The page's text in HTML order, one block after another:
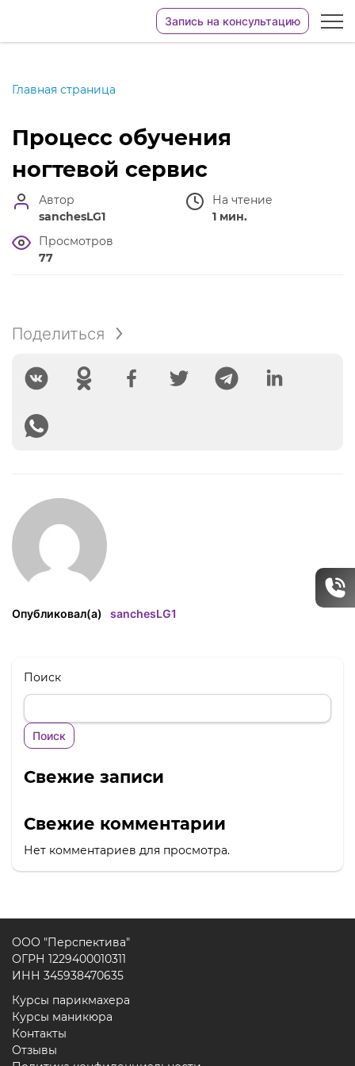
Запись на консультацию
Главная страница
Процесс обучения
ногтевой сервис
Автор
sanchesLG1
На чтение
1 мин.
Просмотров
77
Поделиться
Опубликовал(а) sanchesLG1
Поиск
Поиск
Свежие записи
Свежие комментарии
Нет комментариев для просмотра.
ООО "Перспектива"
ОГРН 1229400010311
ИНН 345938470635
Курсы парикмахера
Курсы маникюра
Контакты
Отзывы